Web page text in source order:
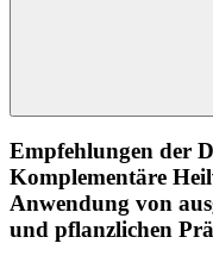
Empfehlungen der
Komplementäre
Anwendung von
und pflanzlichen